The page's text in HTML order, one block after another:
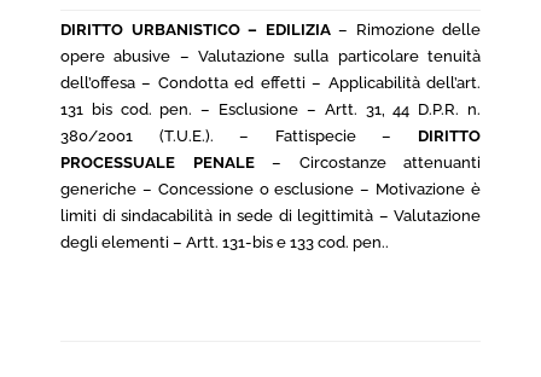
DIRITTO URBANISTICO – EDILIZIA– Rimozione delle
opere abusive – Valutazione sulla particolare tenuità
dell’offesa – Condotta ed effetti – Applicabilità dell’art.
131 bis cod. pen. – Esclusione – Artt. 31, 44 D.P.R. n.
380/2001 (T.U.E.). – Fattispecie – DIRITTO
PROCESSUALE PENALE– Circostanze attenuanti
generiche – Concessione o esclusione – Motivazione è
limiti di sindacabilità in sede di legittimità – Valutazione
degli elementi – Artt. 131-bis e 133 cod. pen..